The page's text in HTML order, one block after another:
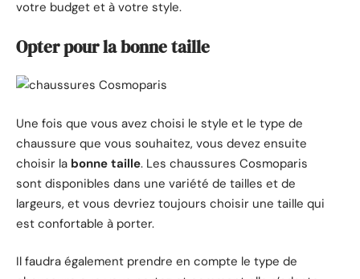
votre budget et à votre style.
Opter pour la bonne taille
Une fois que vous avez choisi le style et le type de
chaussure que vous souhaitez, vous devez ensuite
choisir la bonne taille. Les chaussures Cosmoparis
sont disponibles dans une variété de tailles et de
largeurs, et vous devriez toujours choisir une taille qui
est confortable à porter.
Il faudra également prendre en compte le type de